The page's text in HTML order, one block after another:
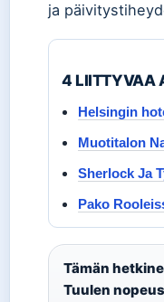
ja
4 LIITTYVAA
Helsingin
Muotitalon
Sherlock Ja
Pako
Tämän
Tuulen